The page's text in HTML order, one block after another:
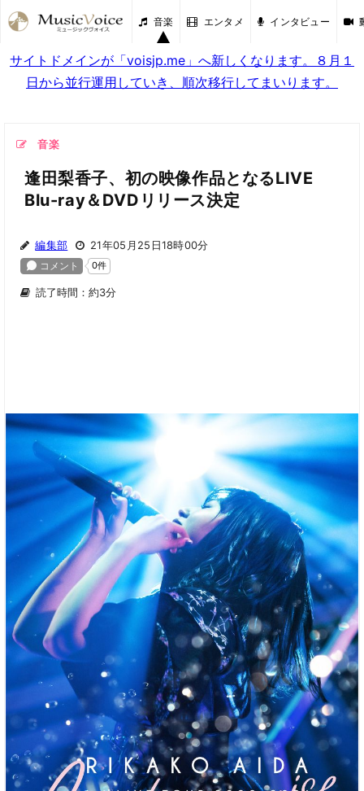
音楽 エンタメ インタビュー
サイトドメインが「voisjp.me」へ新しくなります。８月１
日から並行運用していき、順次移行してまいります。
音楽
逢田梨香子、初の映像作品となるLIVE
Blu-ray＆DVDリリース決定
編集部 21年05月25日18時00分
読了時間：約3分